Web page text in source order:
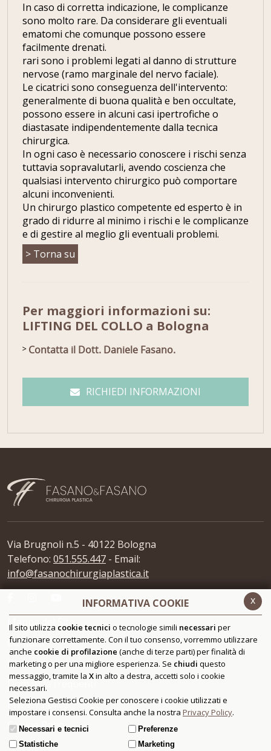
In caso di corretta indicazione, le complicanze
sono molto rare. Da considerare gli eventuali
ematomi che comunque possono essere
facilmente drenati.
rari sono i problemi legati al danno di strutture
nervose (ramo marginale del nervo faciale).
Le cicatrici sono conseguenza dell'intervento:
generalmente di buona qualità e ben occultate,
possono essere in alcuni casi ipertrofiche o
diastasate indipendentemente dalla tecnica
chirurgica.
In ogni caso è necessario conoscere i rischi senza
tuttavia sopravalutarli, avendo coscienza che
qualsiasi intervento chirurgico può comportare
alcuni inconvenienti.
Un chirurgo plastico competente ed esperto è in
grado di ridurre al minimo i rischi e le complicanze
e di gestire al meglio gli eventuali problemi.
> Torna su
Per maggiori informazioni su:
LIFTING DEL COLLO a Bologna
Contatta il Dott. Daniele Fasano.
RICHIEDI INFORMAZIONI
Via Brugnoli n.5 - 40122 Bologna
Telefono: 051.555.447 - Email:
info@fasanochirurgiaplastica.it
Mappa del Sito
Contatti
Glossario
Domande frequenti
Privacy Policy
Cookie Policy
x
INFORMATIVA COOKIE
Il sito utilizza cookie tecnici o tecnologie simili necessari per
funzionare correttamente. Con il tuo consenso, vorremmo utilizzare
anche cookie di profilazione (anche di terze parti) per finalità di
marketing o per una migliore esperienza. Se chiudi questo
messaggio, tramite la Xin alto a destra, accetti solo i cookie
necessari.
Seleziona Gestisci Cookie per conoscere i cookie utilizzati e
impostare i consensi. Consulta anche la nostra Privacy Policy.
Necessari e tecnici
Preferenze
Statistiche
Marketing